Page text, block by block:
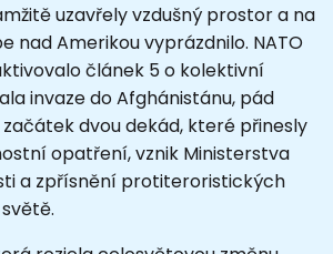
uzavřely vzdušný prostor a na
nad Amerikou vyprázdnilo. NATO
článek 5 o kolektivní
invaze do Afghánistánu, pád
dvou dekád, které přinesly
opatření, vznik Ministerstva
a zpřísnění protiteroristických